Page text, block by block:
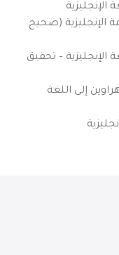
الإنجليزية
الإنجليزية (صحيح
الإنجليزية – تحقيق
إلى اللغة